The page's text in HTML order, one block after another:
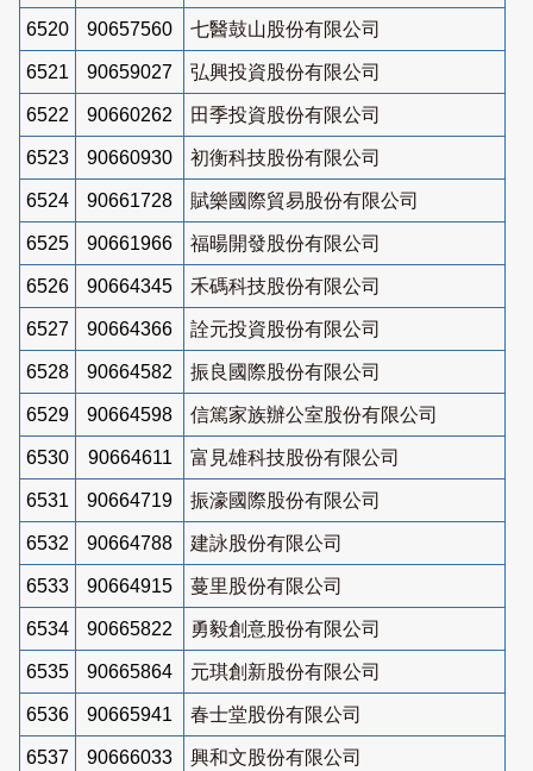
6520 90657560 七醫鼓山股份有限公司
6521 90659027 弘興投資股份有限公司
6522 90660262 田季投資股份有限公司
6523 90660930 初衡科技股份有限公司
6524 90661728 賦樂國際貿易股份有限公司
6525 90661966 福暘開發股份有限公司
6526 90664345 禾碼科技股份有限公司
6527 90664366 詮元投資股份有限公司
6528 90664582 振良國際股份有限公司
6529 90664598 信篤家族辦公室股份有限公司
6530 90664611 富見雄科技股份有限公司
6531 90664719 振濠國際股份有限公司
6532 90664788 建詠股份有限公司
6533 90664915 蔓里股份有限公司
6534 90665822 勇毅創意股份有限公司
6535 90665864 元琪創新股份有限公司
6536 90665941 春士堂股份有限公司
6537 90666033 興和文股份有限公司